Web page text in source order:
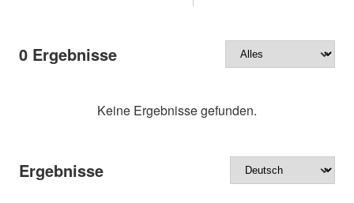
0 Ergebnisse
Keine Ergebnisse gefunden.
Ergebnisse